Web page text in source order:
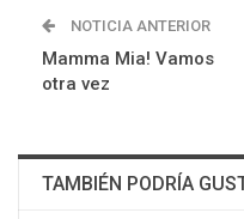
NOTICIA ANTERIOR
Mamma Mia! Vamos
otra vez
TAMBIÉN PODRÍA